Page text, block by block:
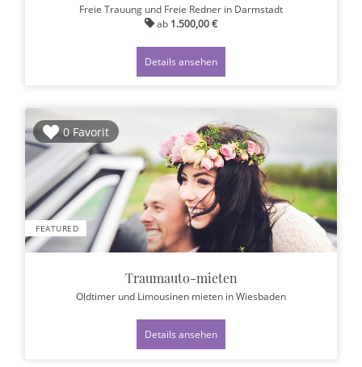
Freie Trauung und Freie Redner in Darmstadt
ab 1.500,00 €
Details ansehen
0 Favorit
FEATURED
Traumauto-mieten
Oldtimer und Limousinen mieten in Wiesbaden
Details ansehen